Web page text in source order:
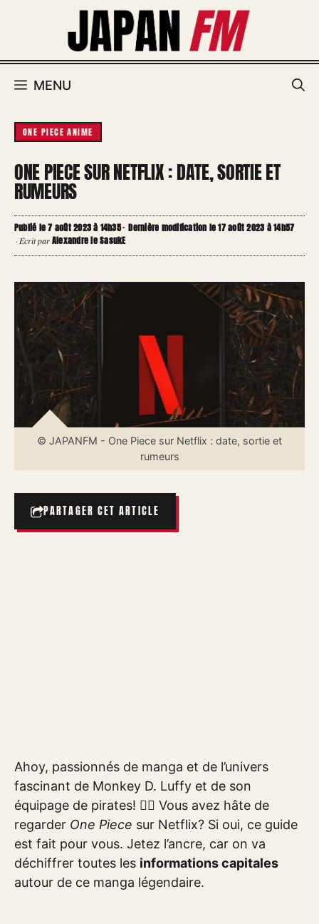
MENU
ONE PIECE ANIME
ONE PIECE SUR NETFLIX : DATE, SORTIE ET
RUMEURS
Publié le 7 août 2023 à 14h35· Dernière modification le 17 août 2023 à 14h57
·Écrit parAlexandre le SasukE
© JAPANFM - One Piece sur Netflix : date, sortie et
rumeurs
PARTAGER CET ARTICLE
Ahoy, passionnés de manga et de l’univers
fascinant de Monkey D. Luffy et de son
équipage de pirates! 🏴‍☠️ Vous avez hâte de
regarder One Piece sur Netflix? Si oui, ce guide
est fait pour vous. Jetez l’ancre, car on va
déchiffrer toutes les informations capitales
autour de ce manga légendaire.